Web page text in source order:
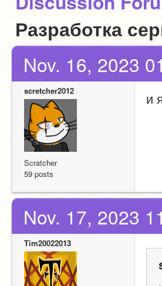
Разработка
Nov. 16, 2023
scretcher2012
Scratcher
59 posts
и
Nov. 17, 2023
Tim20022013